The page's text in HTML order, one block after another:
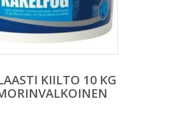
KIILTO 10 KG